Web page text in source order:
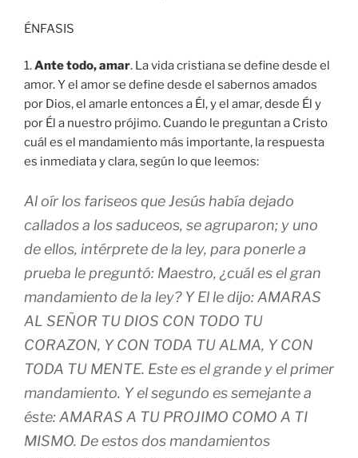
ÉNFASIS
1.Ante todo, amar. La vida cristiana se define desde el
amor. Y el amor se define desde el sabernos amados
por Dios, el amarle entonces a Él, y el amar, desde Él y
por Él a nuestro prójimo. Cuando le preguntan a Cristo
cuál es el mandamiento más importante, la respuesta
es inmediata y clara, según lo que leemos:
Al oír los fariseos que Jesús había dejado
callados a los saduceos, se agruparon; y uno
de ellos, intérprete de la ley, para ponerle a
prueba le preguntó: Maestro, ¿cuál es el gran
mandamiento de la ley? Y El le dijo: AMARAS
AL SEÑOR TU DIOS CON TODO TU
CORAZON, Y CON TODA TU ALMA, Y CON
TODA TU MENTE. Este es el grande y el primer
mandamiento. Y el segundo es semejante a
éste: AMARAS A TU PROJIMO COMO A TI
MISMO. De estos dos mandamientos